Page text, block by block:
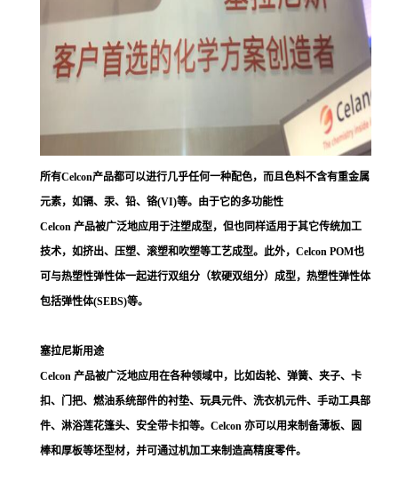
所有Celcon产品都可以进行几乎任何一种配色，而且色料不含有重金属
元素，如镉、汞、铅、铬(VI)等。由于它的多功能性
Celcon 产品被广泛地应用于注塑成型，但也同样适用于其它传统加工
技术，如挤出、压塑、滚塑和吹塑等工艺成型。此外，Celcon POM也
可与热塑性弹性体一起进行双组分（软硬双组分）成型，热塑性弹性体
包括弹性体(SEBS)等。
塞拉尼斯用途
Celcon 产品被广泛地应用在各种领域中，比如齿轮、弹簧、夹子、卡
扣、门把、燃油系统部件的衬垫、玩具元件、洗衣机元件、手动工具部
件、淋浴莲花篷头、安全带卡扣等。Celcon 亦可以用来制备薄板、圆
棒和厚板等坯型材，并可通过机加工来制造高精度零件。